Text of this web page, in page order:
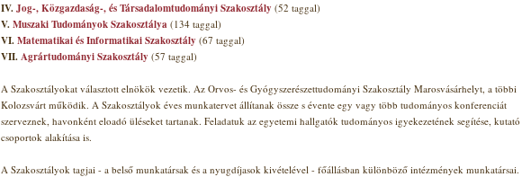
IV.Jog-, Közgazdaság-, és Társadalomtudományi Szakosztály (52 taggal)
V.Muszaki Tudományok Szakosztálya (134 taggal)
VI.Matematikai és Informatikai Szakosztály (67 taggal)
VII.Agrártudományi Szakosztály (57 taggal)
A Szakosztályokat választott elnökök vezetik. Az Orvos- és Gyógyszerészettudományi Szakosztály Marosvásárhelyt, a többi
Kolozsvárt működik. A Szakosztályok éves munkatervet állítanak össze s évente egy vagy több tudományos konferenciát
szerveznek, havonként eloadó üléseket tartanak. Feladatuk az egyetemi hallgatók tudományos igyekezetének segítése, kutató
csoportok alakítása is.
A Szakosztályok tagjai - a belső munkatársak és a nyugdíjasok kivételével - főállásban különböző intézmények munkatársai.